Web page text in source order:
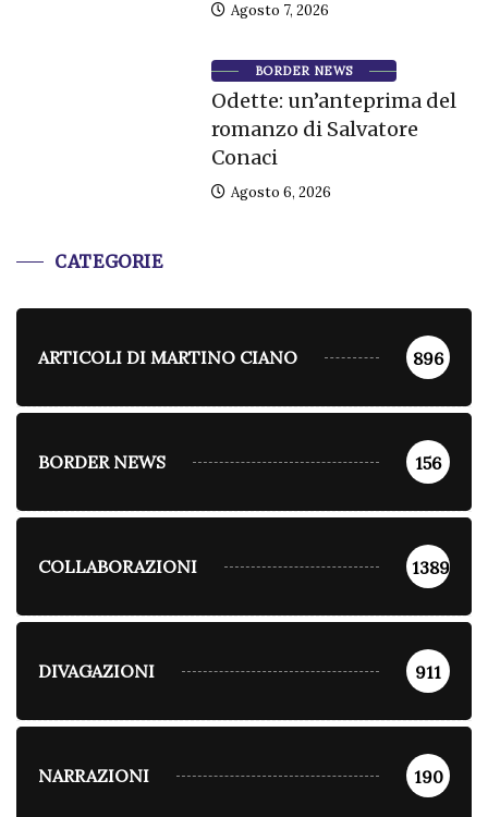
Agosto 7, 2026
BORDER NEWS
Odette: un’anteprima del
romanzo di Salvatore
Conaci
Agosto 6, 2026
CATEGORIE
ARTICOLI DI MARTINO CIANO 896
BORDER NEWS 156
COLLABORAZIONI 1389
DIVAGAZIONI 911
NARRAZIONI 190